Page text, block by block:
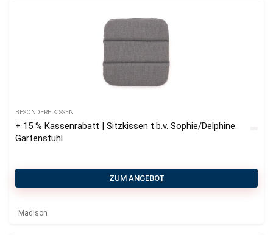
BESONDERE KISSEN
+ 15 % Kassenrabatt | Sitzkissen t.b.v. Sophie/Delphine
Gartenstuhl
ZUM ANGEBOT
Madison